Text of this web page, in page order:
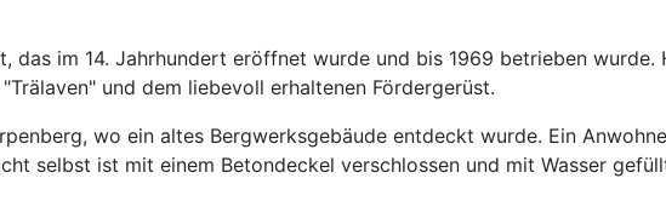
das im 14. Jahrhundert eröffnet wurde und bis 1969 betrieben
und dem liebevoll erhaltenen Fördergerüst.
wo ein altes Bergwerksgebäude entdeckt wurde. Ein
selbst ist mit einem Betondeckel verschlossen und mit Wasser